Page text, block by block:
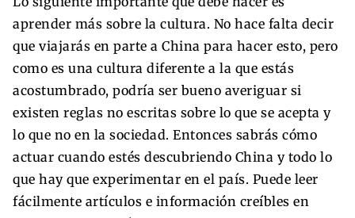
aprender más sobre la cultura. No hace falta decir
que viajarás en parte a China para hacer esto, pero
como es una cultura diferente a la que estás
acostumbrado, podría ser bueno averiguar si
existen reglas no escritas sobre lo que se acepta y
lo que no en la sociedad. Entonces sabrás cómo
actuar cuando estés descubriendo China y todo lo
que hay que experimentar en el país. Puede leer
fácilmente artículos e información creíbles en